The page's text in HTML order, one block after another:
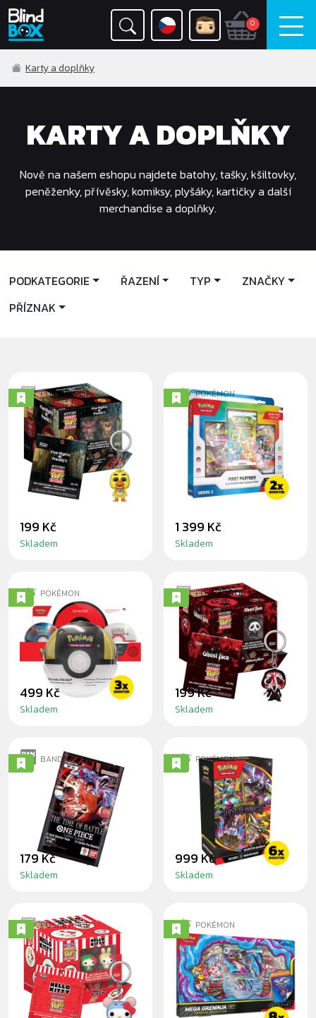
0
Karty a doplňky
KARTY A DOPLŇKY
Nově na našem eshopu najdete batohy, tašky, kšiltovky,
peněženky, přívěsky, komiksy, plyšáky, kartičky a další
merchandise a doplňky.
PODKATEGORIE ŘAZENÍ TYP
ZNAČKY
PŘÍZNAK
POCKET POP
FIVE NIGHTS AT
FREDDY'S -
PŘÍVĚSEK NA
KLÍČE
199 Kč
Skladem
POKÉMON
POKÉMON TCG:
FIRST PARTNER
ILLUSTRATION
COLLECTION -
SERIES 3
1 399 Kč
Skladem
POKÉMON
POKÉMON TCG:
POKÉ BALL TIN
2024
499 Kč
Skladem
POCKET POP
GHOST FACE -
PŘÍVĚSEK NA
KLÍČE
199 Kč
Skladem
BANDAI
ONE PIECE CG: THE
TIME OF BATTLE
BOOSTER
179 Kč
Skladem
POKÉMON
POKÉMON: PITCH
BLACK -
BOOSTER BUNDLE
999 Kč
Skladem
POCKET POP
HELLO KITTY
ANIMALS -
PŘÍVĚSEK NA
KLÍČE
POKÉMON
POKÉMON: MEGA
GRENINJA EX
PREMIUM
COLLECTION